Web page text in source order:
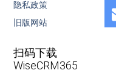
隐私政策
旧版网站
扫码下载
WiseCRM365